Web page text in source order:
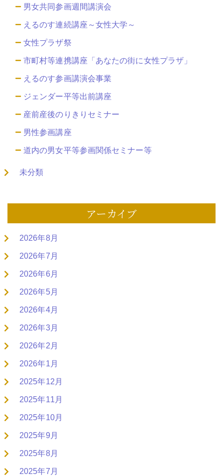
男女共同参画週間講演会
えるのす連続講座～女性大学～
女性プラザ祭
市町村等連携講座「あなたの街に女性プラザ」
えるのす参画講演会事業
ジェンダー平等出前講座
産前産後のりきりセミナー
男性参画講座
道内の男女平等参画関係セミナー等
未分類
アーカイブ
2026年8月
2026年7月
2026年6月
2026年5月
2026年4月
2026年3月
2026年2月
2026年1月
2025年12月
2025年11月
2025年10月
2025年9月
2025年8月
2025年7月